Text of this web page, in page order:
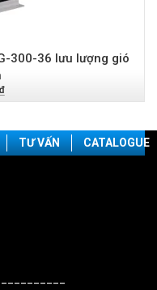
300-36 lưu lượng gió
TƯ VẤN CATALOGUE